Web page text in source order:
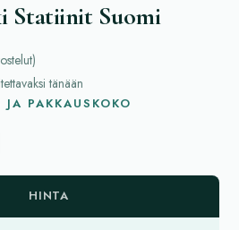
Statiinit Suomi
)
tänään
PAKKAUSKOKO
HINTA